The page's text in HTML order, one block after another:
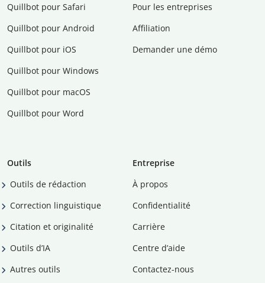
Quillbot pour Safari
Quillbot pour Android
Quillbot pour iOS
Quillbot pour Windows
Quillbot pour macOS
Quillbot pour Word
Pour les entreprises
Affiliation
Demander une démo
Outils
Outils de rédaction
Correction linguistique
Citation et originalité
Outils d’IA
Autres outils
Entreprise
À propos
Confidentialité
Carrière
Centre d’aide
Contactez-nous